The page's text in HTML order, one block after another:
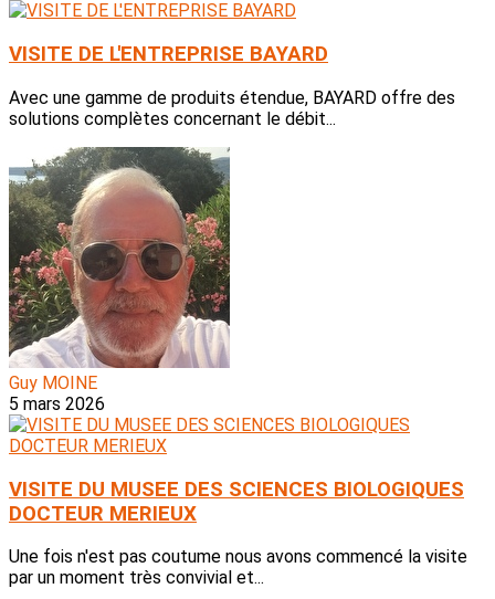
VISITE DE L'ENTREPRISE BAYARD
Avec une gamme de produits étendue, BAYARD offre des
solutions complètes concernant le débit...
Guy MOINE
5 mars 2026
VISITE DU MUSEE DES SCIENCES BIOLOGIQUES
DOCTEUR MERIEUX
Une fois n'est pas coutume nous avons commencé la visite
par un moment très convivial et...